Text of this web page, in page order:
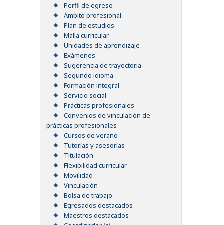
Perfil de egreso
Ámbito profesional
Plan de estudios
Malla curricular
Unidades de aprendizaje
Exámenes
Sugerencia de trayectoria
Segundo idioma
Formación integral
Servicio social
Prácticas profesionales
Convenios de vinculación de
prácticas profesionales
Cursos de verano
Tutorías y asesorías
Titulación
Flexibilidad curricular
Movilidad
Vinculación
Bolsa de trabajo
Egresados destacados
Maestros destacados